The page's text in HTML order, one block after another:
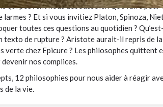
qui peuvent nous déboussoler. Que faire pour
larmes ? Et si vous invitiez Platon, Spinoza,
toutes ces questions au quotidien ?
texto de rupture ? Aristote aurait-il repris de la
verte chez Epicure ? Les philosophes quittent
nos complices.
12 philosophies pour nous aider à réagir
de la vie.